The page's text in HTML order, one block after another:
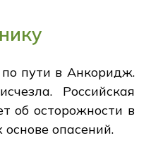
пути в Анкоридж.
Российская
об осторожности в
опасений.